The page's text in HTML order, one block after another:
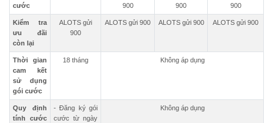
cước
900
900
900
Kiểm tra
ưu đãi
còn lại
ALOTS gửi
900
ALOTS gửi 900 ALOTS gửi 900 ALOTS gửi 900
Thời gian
cam kết
sử dụng
gói cước
18 tháng Không áp dụng
Quy định
tính cước
- Đăng ký gói
cước từ ngày
Không áp dụng